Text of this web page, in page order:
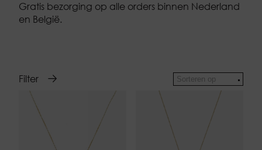
Gratis bezorging op alle orders binnen Nederland
en België.
Filter